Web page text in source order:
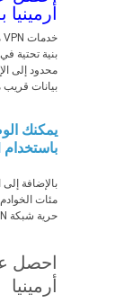
أرمينيا
خدمات VPN متاحة للوصول من
بنية تحتية
بيانات
باستخدام FlowVPN الآن
بالإضافة
حرية شبكة VPN سريعة وغير محدودة.
أرمينيا